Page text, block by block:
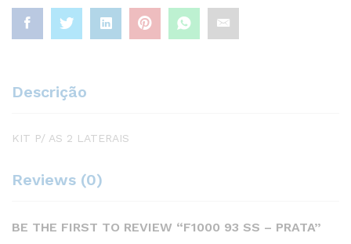
Descrição
KIT P/ AS 2 LATERAIS
Reviews (0)
BE THE FIRST TO REVIEW “F1000 93 SS – PRATA”